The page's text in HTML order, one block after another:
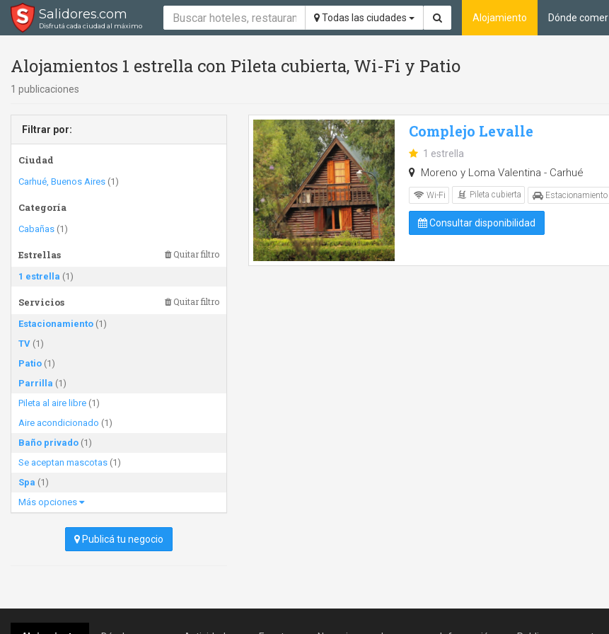
Salidores.com
Disfrutá cada ciudad al máximo
Todas las ciudades Alojamiento Dónde comer
Alojamientos 1 estrella con Pileta cubierta, Wi-Fi y Patio
1 publicaciones
Filtrar por:
Ciudad
Carhué, Buenos Aires (1)
Categoría
Cabañas (1)
Estrellas Quitar filtro
1 estrella (1)
Servicios Quitar filtro
Estacionamiento (1)
TV (1)
Patio (1)
Parrilla (1)
Pileta al aire libre (1)
Aire acondicionado (1)
Baño privado (1)
Se aceptan mascotas (1)
Spa (1)
Más opciones
Publicá tu negocio
Complejo Levalle
1 estrella
Moreno y Loma Valentina - Carhué
Wi-Fi Pileta cubierta Estacionamiento
Consultar disponibilidad